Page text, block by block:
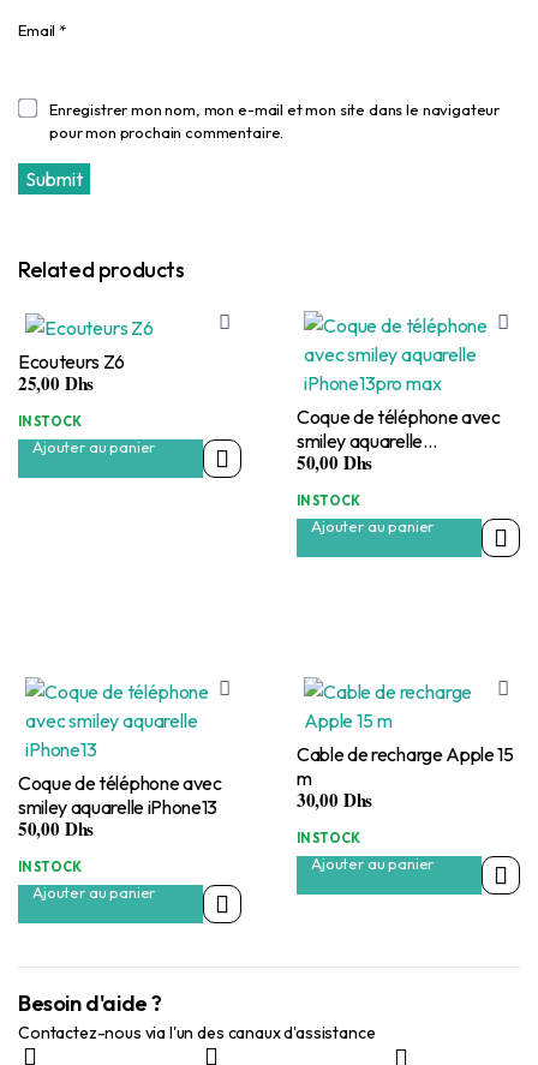
Email *
Enregistrer mon nom, mon e-mail et mon site dans le navigateur
pour mon prochain commentaire.
Related products
Ecouteurs Z6
25,00Dhs
IN STOCK
Ajouter au panier
Coque de téléphone avec
smiley aquarelle
iPhone13pro max
50,00Dhs
IN STOCK
Ajouter au panier
Coque de téléphone avec
smiley aquarelle iPhone13
50,00Dhs
IN STOCK
Ajouter au panier
Cable de recharge Apple 15
m
30,00Dhs
IN STOCK
Ajouter au panier
Besoin d'aide ?
Contactez-nous via l'un des canaux d'assistance